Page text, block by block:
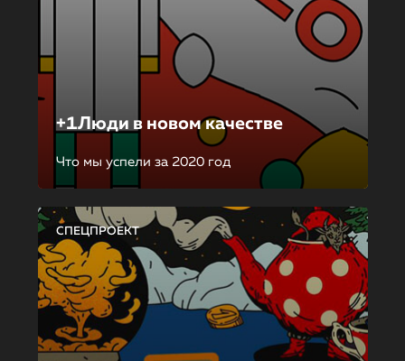
+1Люди в новом качестве
Что мы успели за 2020 год
СПЕЦПРОЕКТ